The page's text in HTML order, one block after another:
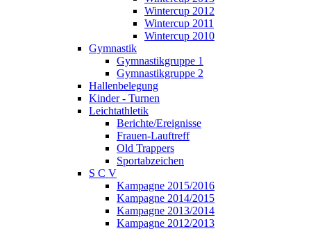
Wintercup 2012
Wintercup 2011
Wintercup 2010
Gymnastik
Gymnastikgruppe 1
Gymnastikgruppe 2
Hallenbelegung
Kinder - Turnen
Leichtathletik
Berichte/Ereignisse
Frauen-Lauftreff
Old Trappers
Sportabzeichen
S C V
Kampagne 2015/2016
Kampagne 2014/2015
Kampagne 2013/2014
Kampagne 2012/2013